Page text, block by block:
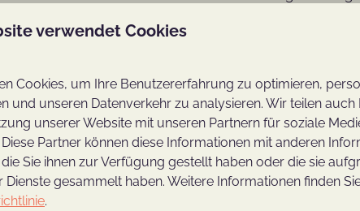
ein erfrischendes Bad im Pool, spielen
Schatzsuche. Zusamenfassend; Es gibt mehr als
verwendet Cookies
Cookies, um Ihre Benutzererfahrung zu optimieren,
und unseren Datenverkehr zu analysieren. Wir teilen
unserer Website mit unseren Partnern für soziale
Partner können diese Informationen mit anderen
Sie ihnen zur Verfügung gestellt haben oder die sie
Dienste gesammelt haben. Weitere Informationen finden
.